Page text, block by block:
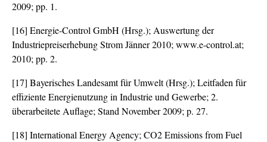
2009; pp. 1.
[16] Energie-Control GmbH (Hrsg.); Auswertung der
Industriepreiserhebung Strom Jänner 2010; www.e-control.at;
2010; pp. 2.
[17] Bayerisches Landesamt für Umwelt (Hrsg.); Leitfaden für
effiziente Energienutzung in Industrie und Gewerbe; 2.
überarbeitete Auflage; Stand November 2009; p. 27.
[18] International Energy Agency; CO2 Emissions from Fuel